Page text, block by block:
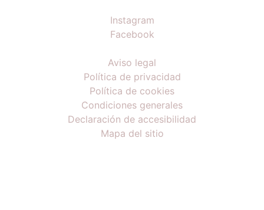
Instagram
Facebook
Aviso legal
Política de privacidad
Política de cookies
Condiciones generales
Declaración de accesibilidad
Mapa del sitio